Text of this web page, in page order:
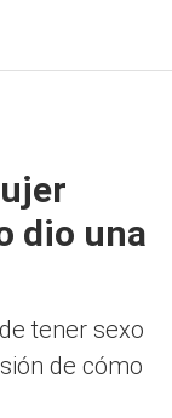
dio una
tener sexo
de cómo